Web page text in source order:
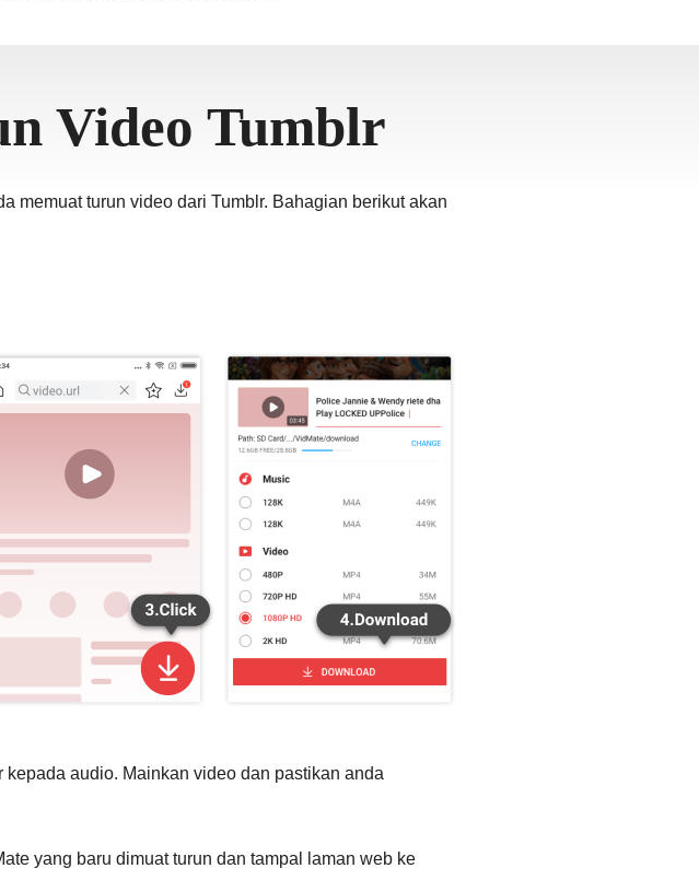
Video Tumblr
memuat turun video dari Tumblr. Bahagian berikut akan
audio. Mainkan video dan pastikan anda
yang baru dimuat turun dan tampal laman web ke